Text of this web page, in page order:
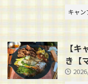
キャン
【
き【